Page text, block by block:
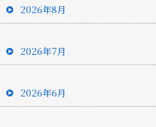
2026年8月
2026年7月
2026年6月